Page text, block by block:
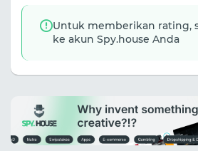
Untuk memberikan rating,
ke akun Spy.house Anda